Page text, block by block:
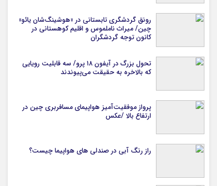
رونق گردشگری تابستانی در «هوشینگ‌شان یائو»
چین/ میراث ناملموس و اقلیم کوهستانی در
کانون توجه گردشگران
تحول بزرگ در آیفون ۱۸ پرو/ سه قابلیت رویایی
که بالاخره به حقیقت می‌پیوندند
پرواز موفقیت‌آمیز هواپیمای مسافربری چین در
ارتفاع بالا /عکس
راز رنگ آبی در صندلی های هواپیما چیست؟